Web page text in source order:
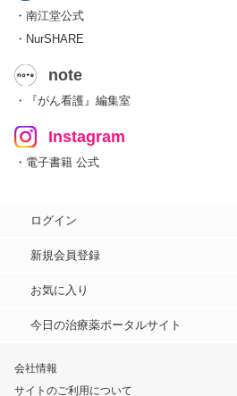
・南江堂公式
・NurSHARE
note
・『がん看護』編集室
Instagram
・電子書籍 公式
ログイン
新規会員登録
お気に入り
今日の治療薬ポータルサイト
会社情報
サイトのご利用について